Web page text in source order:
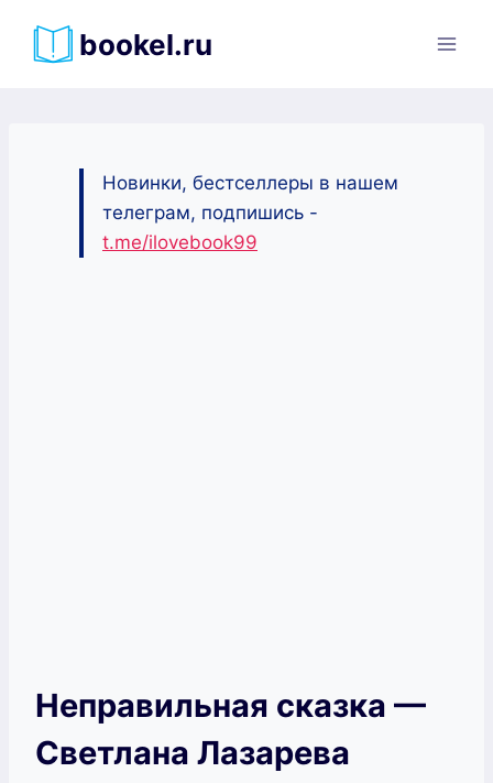
bookel.ru
Новинки, бестселлеры в нашем
телеграм, подпишись -
t.me/ilovebook99
Неправильная сказка —
Светлана Лазарева